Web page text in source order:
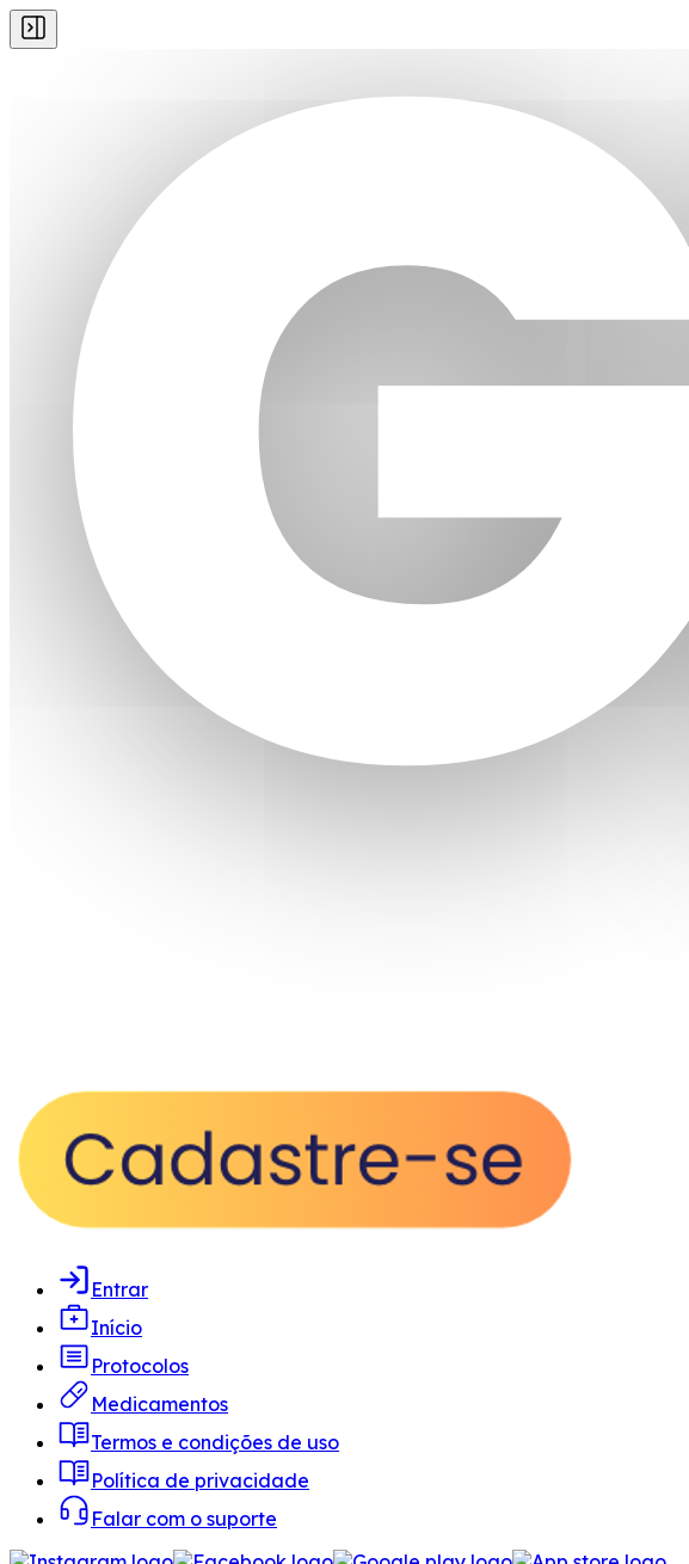
Entrar
Início
Protocolos
Medicamentos
Termos e condições de uso
Política de privacidade
Falar com o suporte